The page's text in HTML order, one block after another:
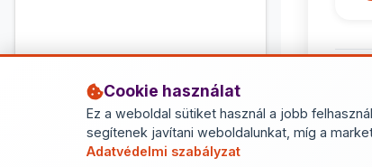
Cookie használat
Ez a weboldal sütiket használ a jobb
segítenek javítani weboldalunkat, míg a
Adatvédelmi szabályzat